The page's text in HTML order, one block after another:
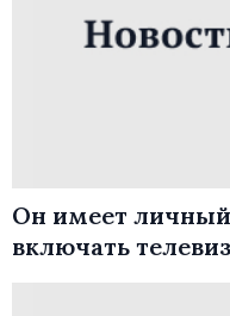
Он имеет личный
включать